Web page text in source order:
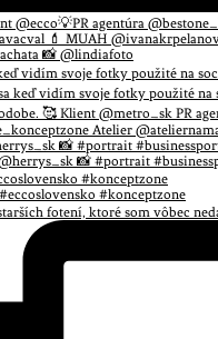
vidím svoje fotky použité na
📸 #portrait
#konceptzone
fotení, ktoré som vôbec